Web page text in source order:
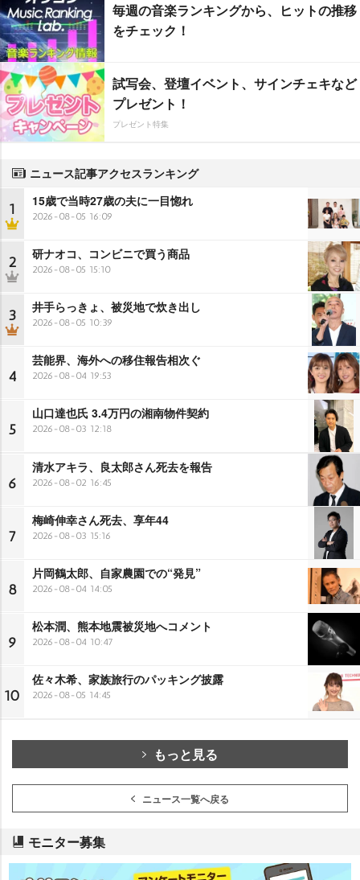
毎週の音楽ランキングから、ヒットの推移
をチェック！
試写会、登壇イベント、サインチェキなど
プレゼント！
プレゼント特集
ニュース記事アクセスランキング
1 15歳で当時27歳の夫に一目惚れ
2026-08-05 16:09
2 研ナオコ、コンビニで買う商品
2026-08-05 15:10
3 井手らっきょ、被災地で炊き出し
2026-08-05 10:39
4
芸能界、海外への移住報告相次ぐ
2026-08-04 19:53
5
山口達也氏 3.4万円の湘南物件契約
2026-08-03 12:18
6
清水アキラ、良太郎さん死去を報告
2026-08-02 16:45
7
梅崎伸幸さん死去、享年44
2026-08-03 15:16
8
片岡鶴太郎、自家農園での“発見”
2026-08-04 14:05
9
松本潤、熊本地震被災地へコメント
2026-08-04 10:47
10
佐々木希、家族旅行のパッキング披露
2026-08-05 14:45
もっと見る
ニュース一覧へ戻る
モニター募集